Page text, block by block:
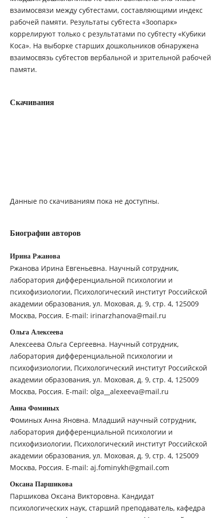
взаимосвязи между субтестами, составляющими индекс
рабочей памяти. Результаты субтеста «Зоопарк»
коррелируют только с результатами по субтесту «Кубики
Коса». На выборке старших дошкольников обнаружена
взаимосвязь субтестов вербальной и зрительной рабочей
памяти.
Скачивания
Данные по скачиваниям пока не доступны.
Биографии авторов
Ирина Ржанова
Ржанова Ирина Евгеньевна. Научный сотрудник,
лаборатория дифференциальной психологии и
психофизиологии, Психологический институт Российской
академии образования, ул. Моховая, д. 9, стр. 4, 125009
Москва, Россия. E-mail: irinarzhanova@mail.ru
Ольга Алексеева
Алексеева Ольга Сергеевна. Научный сотрудник,
лаборатория дифференциальной психологии и
психофизиологии, Психологический институт Российской
академии образования, ул. Моховая, д. 9, стр. 4, 125009
Москва, Россия. E-mail: olga__alexeeva@mail.ru
Анна Фоминых
Фоминых Анна Яновна. Младший научный сотрудник,
лаборатория дифференциальной психологии и
психофизиологии, Психологический институт Российской
академии образования, ул. Моховая, д. 9, стр. 4, 125009
Москва, Россия. E-mail: aj.fominykh@gmail.com
Оксана Паршикова
Паршикова Оксана Викторовна. Кандидат
психологических наук, старший преподаватель, кафедра